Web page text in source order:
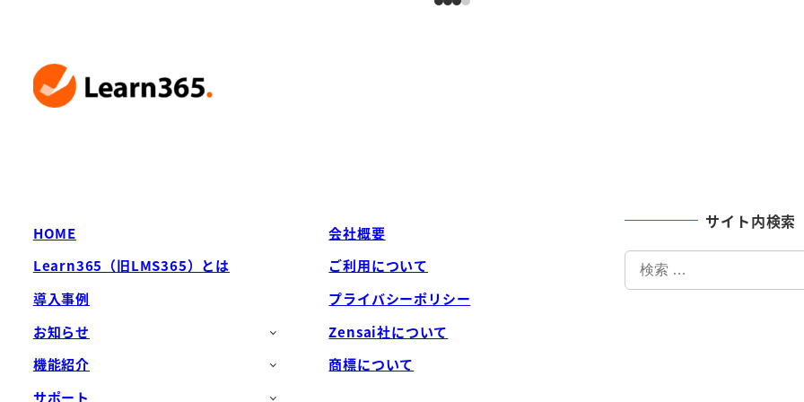
HOME
Learn365（旧LMS365）とは
導入事例
お知らせ
機能紹介
サポート
会社概要
ご利用について
プライバシーポリシー
Zensai社について
商標について
サイト内検索
検
索